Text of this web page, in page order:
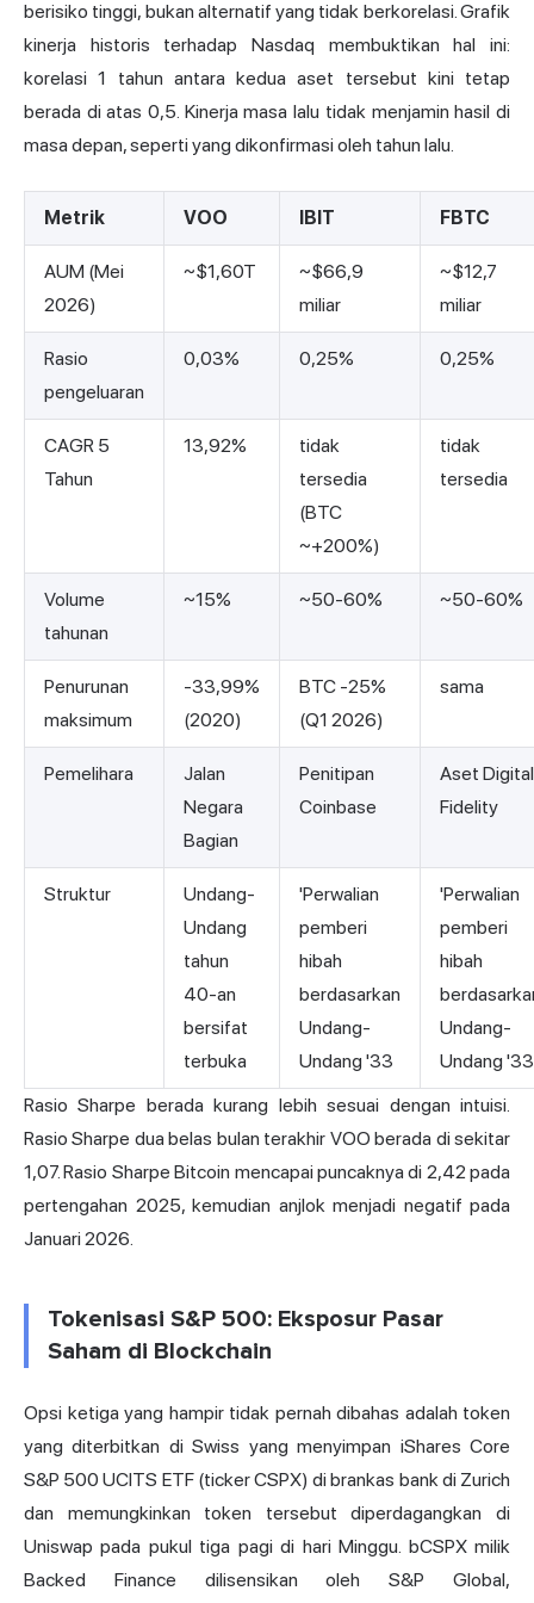
berisiko tinggi, bukan alternatif yang tidak berkorelasi. Grafik
kinerja historis terhadap Nasdaq membuktikan hal ini:
korelasi 1 tahun antara kedua aset tersebut kini tetap
berada di atas 0,5. Kinerja masa lalu tidak menjamin hasil di
masa depan, seperti yang dikonfirmasi oleh tahun lalu.
Metrik VOO IBIT FBTC
AUM (Mei
2026)
~$1,60T
~$66,9
miliar
~$12,7
miliar
Rasio
pengeluaran
0,03% 0,25% 0,25%
CAGR 5
Tahun
13,92%
tidak
tersedia
(BTC
~+200%)
tidak
tersedia
Volume
tahunan
~15% ~50-60% ~50-60%
Penurunan
maksimum
-33,99%
(2020)
BTC -25%
(Q1 2026)
sama
Pemelihara
Jalan
Negara
Bagian
Penitipan
Coinbase
Aset Digital
Fidelity
Struktur
Undang-
Undang
tahun
40-an
bersifat
terbuka
'Perwalian
pemberi
hibah
berdasarkan
Undang-
Undang '33
'Perwalian
pemberi
hibah
Undang-
Undang '33
Rasio Sharpe berada kurang lebih sesuai dengan intuisi.
Rasio Sharpe dua belas bulan terakhir VOO berada di sekitar
1,07. Rasio Sharpe Bitcoin mencapai puncaknya di 2,42 pada
pertengahan 2025, kemudian anjlok menjadi negatif pada
Januari 2026.
Tokenisasi S&P 500: Eksposur Pasar
Saham di Blockchain
Opsi ketiga yang hampir tidak pernah dibahas adalah token
yang diterbitkan di Swiss yang menyimpan iShares Core
S&P 500 UCITS ETF (ticker CSPX) di brankas bank di Zurich
dan memungkinkan token tersebut diperdagangkan di
Uniswap pada pukul tiga pagi di hari Minggu. bCSPX milik
Backed Finance dilisensikan oleh S&P Global,